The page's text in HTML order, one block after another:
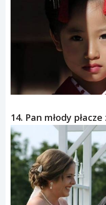
14. Pan młody